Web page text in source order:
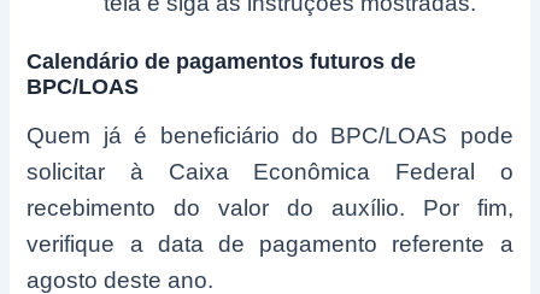
Calendário de pagamentos futuros de
BPC/LOAS
Quem já é beneficiário do BPC/LOAS pode
solicitar à Caixa Econômica Federal o
recebimento do valor do auxílio. Por fim,
verifique a data de pagamento referente a
agosto deste ano.